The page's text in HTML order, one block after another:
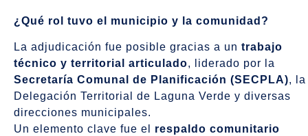
¿Qué rol tuvo el municipio y la comunidad?
La adjudicación fue posible gracias a un trabajo
técnico y territorial articulado, liderado por la
Secretaría Comunal de Planificación (SECPLA), la
Delegación Territorial de Laguna Verde y diversas
direcciones municipales.
Un elemento clave fue el respaldo comunitario